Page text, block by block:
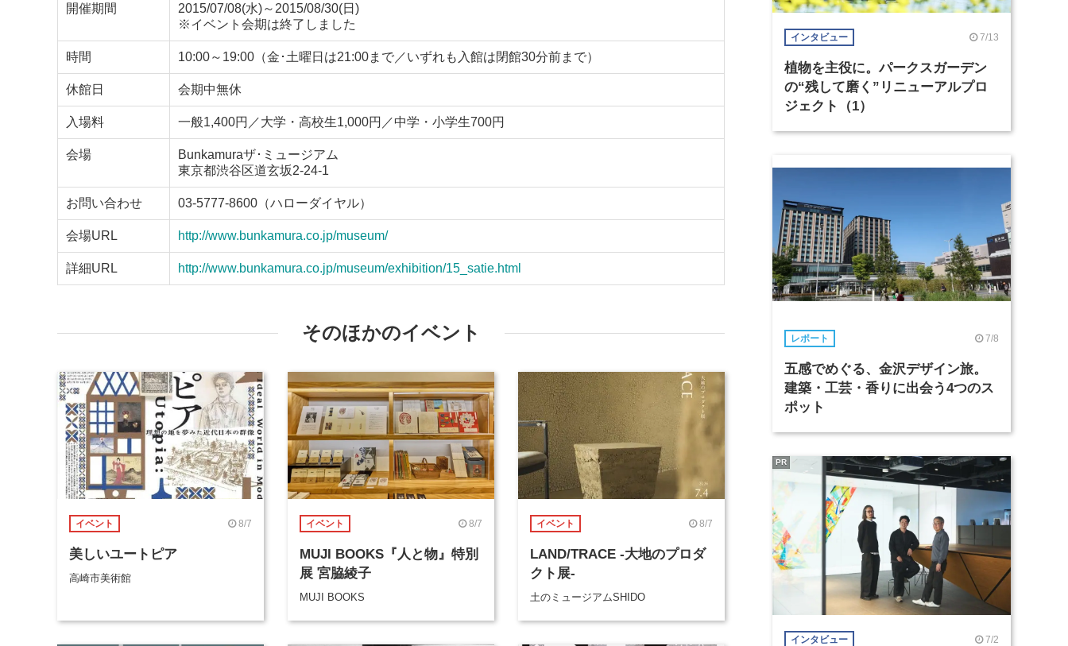
開催期間
2015/07/08(水)～2015/08/30(日)
※イベント会期は終了しました
時間 10:00～19:00（金･土曜日は21:00まで／いずれも入館は閉館30分前まで）
休館日 会期中無休
入場料 一般1,400円／大学・高校生1,000円／中学・小学生700円
会場
Bunkamuraザ･ミュージアム
東京都渋谷区道玄坂2-24-1
お問い合わせ 03-5777-8600（ハローダイヤル）
会場URL http://www.bunkamura.co.jp/museum/
詳細URL http://www.bunkamura.co.jp/museum/exhibition/15_satie.html
そのほかのイベント
イベント 8/7
美しいユートピア
高崎市美術館
イベント 8/7
MUJI BOOKS『人と物』特別
展 宮脇綾子
MUJI BOOKS
イベント 8/7
LAND/TRACE -大地のプロダ
クト展-
土のミュージアムSHIDO
インタビュー 7/13
植物を主役に。パークスガーデン
の“残して磨く”リニューアルプロ
ジェクト（1）
レポート 7/8
五感でめぐる、金沢デザイン旅。
建築・工芸・香りに出会う4つのス
ポット
インタビュー 7/2
PR